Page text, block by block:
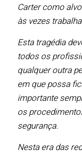
Carter como
às vezes
Esta tragédia
todos os
qualquer outra
em que possa
importante
os
segurança.
Nesta era das